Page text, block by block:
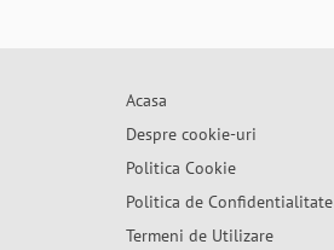
Acasa
Despre cookie-uri
Politica Cookie
Politica de Confidentialitate
Termeni de Utilizare